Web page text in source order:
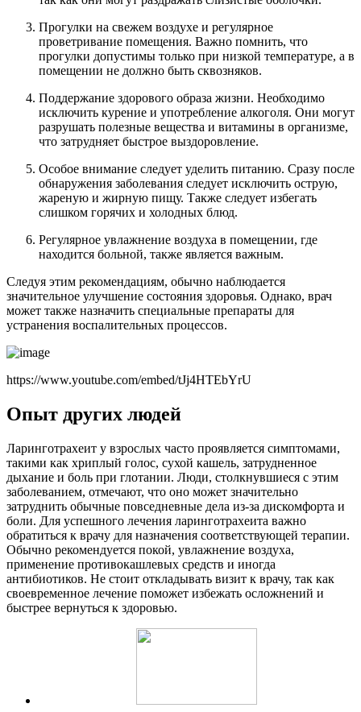
Прогулки на свежем воздухе и регулярное
проветривание помещения. Важно помнить, что
прогулки допустимы только при низкой температуре, а в
помещении не должно быть сквозняков.
Поддержание здорового образа жизни. Необходимо
исключить курение и употребление алкоголя. Они могут
разрушать полезные вещества и витамины в организме,
что затрудняет быстрое выздоровление.
Особое внимание следует уделить питанию. Сразу после
обнаружения заболевания следует исключить острую,
жареную и жирную пищу. Также следует избегать
слишком горячих и холодных блюд.
Регулярное увлажнение воздуха в помещении, где
находится больной, также является важным.
Следуя этим рекомендациям, обычно наблюдается
значительное улучшение состояния здоровья. Однако, врач
может также назначить специальные препараты для
устранения воспалительных процессов.
https://www.youtube.com/embed/tJj4HTEbYrU
Опыт других людей
Ларинготрахеит у взрослых часто проявляется симптомами,
такими как хриплый голос, сухой кашель, затрудненное
дыхание и боль при глотании. Люди, столкнувшиеся с этим
заболеванием, отмечают, что оно может значительно
затруднить обычные повседневные дела из-за дискомфорта и
боли. Для успешного лечения ларинготрахеита важно
обратиться к врачу для назначения соответствующей терапии.
Обычно рекомендуется покой, увлажнение воздуха,
применение противокашлевых средств и иногда
антибиотиков. Не стоит откладывать визит к врачу, так как
своевременное лечение поможет избежать осложнений и
быстрее вернуться к здоровью.